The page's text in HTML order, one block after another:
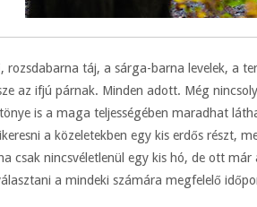
rozsdabarna táj, a sárga-barna levelek, a
az ifjú párnak. Minden adott. Még
is a maga teljességében maradhat
a közeletekben egy kis erdős részt,
csak nincsvéletlenül egy kis hó, de ott
a mindeki számára megfelelő